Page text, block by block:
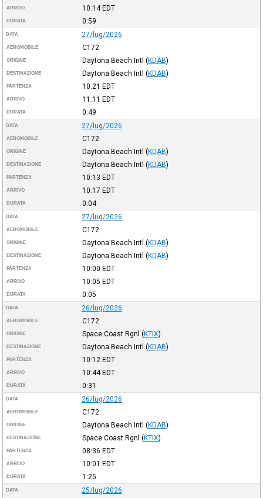
ARRIVO 10:14EDT
DURATA 0:59
DATA 27/lug/2026
AEROMOBILE C172
ORIGINE Daytona Beach Intl (KDAB)
DESTINAZIONE Daytona Beach Intl (KDAB)
PARTENZA 10:21 EDT
ARRIVO 11:11 EDT
DURATA 0:49
DATA 27/lug/2026
AEROMOBILE C172
ORIGINE Daytona Beach Intl (KDAB)
DESTINAZIONE Daytona Beach Intl (KDAB)
PARTENZA 10:13 EDT
ARRIVO 10:17 EDT
DURATA 0:04
DATA 27/lug/2026
AEROMOBILE C172
ORIGINE Daytona Beach Intl (KDAB)
DESTINAZIONE Daytona Beach Intl (KDAB)
PARTENZA 10:00 EDT
ARRIVO 10:05 EDT
DURATA 0:05
DATA 26/lug/2026
AEROMOBILE C172
ORIGINE Space Coast Rgnl (KTIX)
DESTINAZIONE Daytona Beach Intl (KDAB)
PARTENZA 10:12 EDT
ARRIVO 10:44EDT
DURATA 0:31
DATA 26/lug/2026
AEROMOBILE C172
ORIGINE Daytona Beach Intl (KDAB)
DESTINAZIONE Space Coast Rgnl (KTIX)
PARTENZA 08:36 EDT
ARRIVO 10:01 EDT
DURATA 1:25
DATA 25/lug/2026